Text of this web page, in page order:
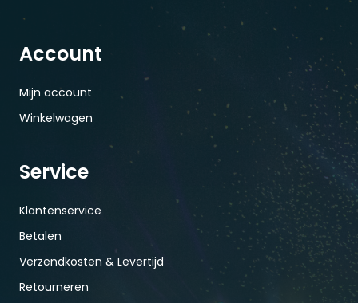
Account
Mijn account
Winkelwagen
Service
Klantenservice
Betalen
Verzendkosten & Levertijd
Retourneren